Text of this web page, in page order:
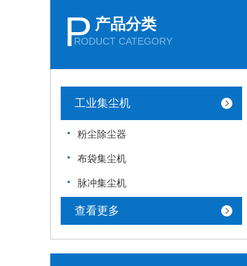
P 产品分类
RODUCT CATEGORY
工业集尘机
粉尘除尘器
布袋集尘机
脉冲集尘机
查看更多